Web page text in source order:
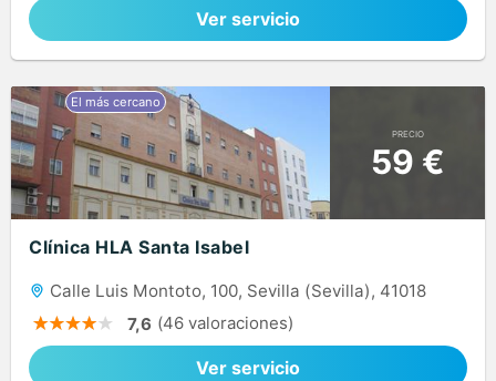
Ver servicio
PRECIO
59 €
Clínica HLA Santa Isabel
Calle Luis Montoto, 100, Sevilla (Sevilla), 41018
7,6 (46 valoraciones)
Ver servicio